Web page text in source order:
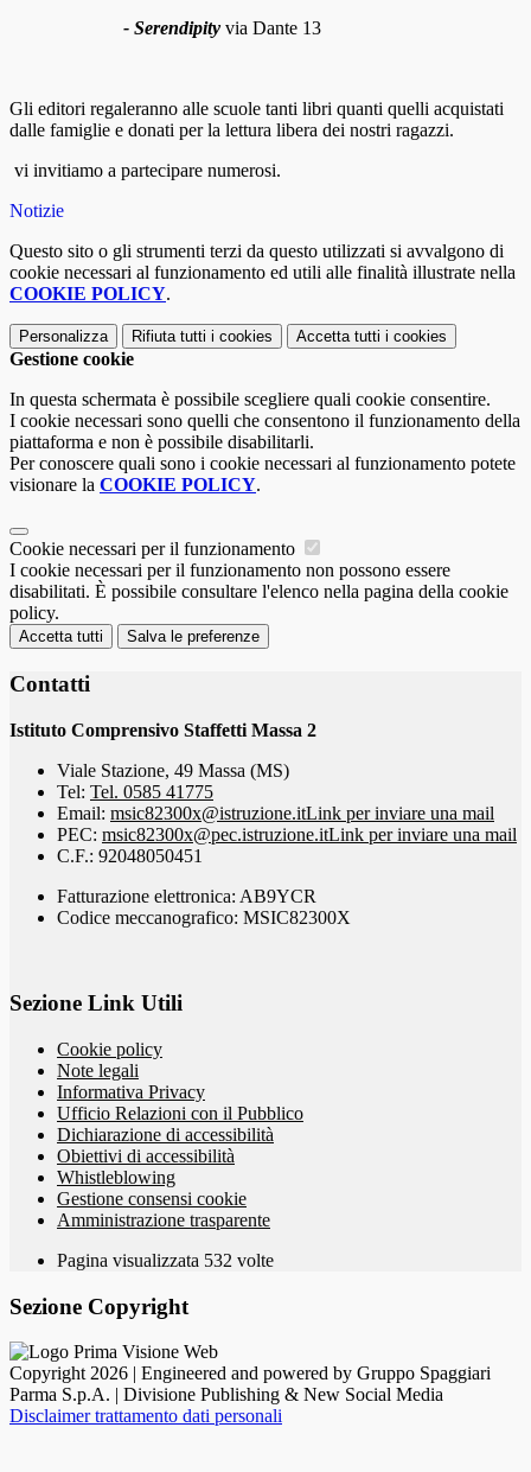
- Serendipity via Dante 13
Gli editori regaleranno alle scuole tanti libri quanti quelli acquistati
dalle famiglie e donati per la lettura libera dei nostri ragazzi.
vi invitiamo a partecipare numerosi.
Notizie
Questo sito o gli strumenti terzi da questo utilizzati si avvalgono di
cookie necessari al funzionamento ed utili alle finalità illustrate nella
COOKIE POLICY.
Personalizza Rifiuta tutti i cookies Accetta tutti i cookies
Gestione cookie
In questa schermata è possibile scegliere quali cookie consentire.
I cookie necessari sono quelli che consentono il funzionamento della
piattaforma e non è possibile disabilitarli.
Per conoscere quali sono i cookie necessari al funzionamento potete
visionare la COOKIE POLICY.
Cookie necessari per il funzionamento
I cookie necessari per il funzionamento non possono essere
disabilitati. È possibile consultare l'elenco nella pagina della cookie
policy.
Accetta tutti Salva le preferenze
Contatti
Istituto Comprensivo Staffetti Massa 2
Viale Stazione, 49 Massa (MS)
Tel: Tel. 0585 41775
Email: msic82300x@istruzione.itLink per inviare una mail
PEC: msic82300x@pec.istruzione.itLink per inviare una mail
C.F.: 92048050451
Fatturazione elettronica: AB9YCR
Codice meccanografico: MSIC82300X
Sezione Link Utili
Cookie policy
Note legali
Informativa Privacy
Ufficio Relazioni con il Pubblico
Dichiarazione di accessibilità
Obiettivi di accessibilità
Whistleblowing
Gestione consensi cookie
Amministrazione trasparente
Pagina visualizzata 532 volte
Sezione Copyright
Copyright 2026 | Engineered and powered by Gruppo Spaggiari
Parma S.p.A. | Divisione Publishing & New Social Media
Disclaimer trattamento dati personali